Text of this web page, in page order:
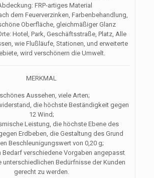
FRP-artiges Material
dem Feuerverzinken, Farbenbehandlung,
Oberfläche, gleichmäßiger Glanz
Hotel, Park, Geschäftsstraße, Platz, Alle
wie Flußläufe, Stationen, und erweiterte
wird verschönern die Umwelt.
MERKMAL
Aussehen, viele Arten;
die höchste Beständigkeit gegen
12 Wind;
Leistung, die höchste Ebene des
Erdbeben, die Gestaltung des Grund
Beschleunigungswert von 0,20 g;
Bedarf verschiedene Vorgaben angepasst
unterschiedlichen Bedürfnisse der Kunden
gerecht zu werden.